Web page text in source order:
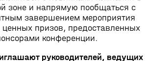
зоне и напрямую пообщаться с
завершением мероприятия
призов, предоставленных
конференции.
руководителей, ведущих